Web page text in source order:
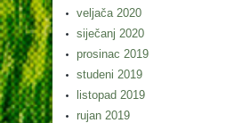
veljača 2020
siječanj 2020
prosinac 2019
studeni 2019
listopad 2019
rujan 2019